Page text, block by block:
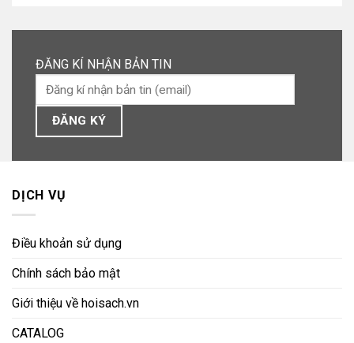
ĐĂNG KÍ NHẬN BẢN TIN
DỊCH VỤ
Điều khoản sử dụng
Chính sách bảo mật
Giới thiệu về hoisach.vn
CATALOG